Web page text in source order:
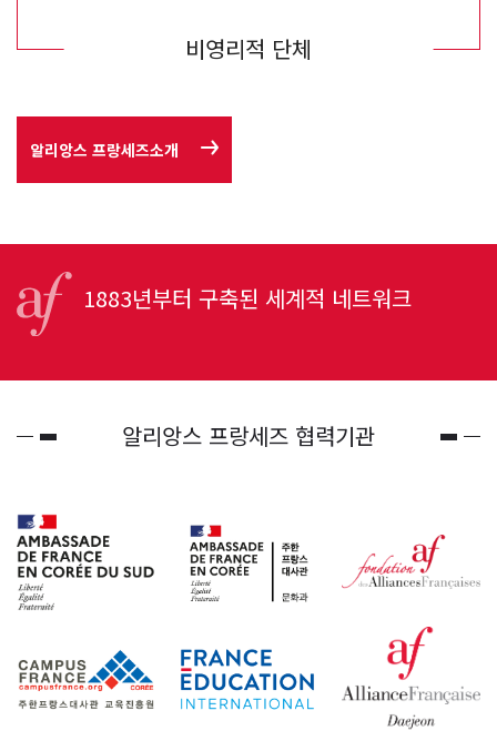
비영리적 단체
알리앙스 프랑세즈소개
1883년부터 구축된 세계적 네트워크
알리앙스 프랑세즈 협력기관